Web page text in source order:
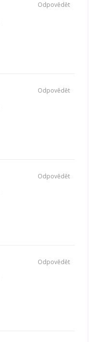
Odpovědět
Odpovědět
Odpovědět
Odpovědět